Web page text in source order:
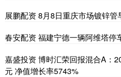
展鹏配资 8月8日重庆市场镀锌管
春安配资 福建宁德一辆阿维塔停
嘉盛投资 博时汇荣回报混合A：
元 净值增长率5743%